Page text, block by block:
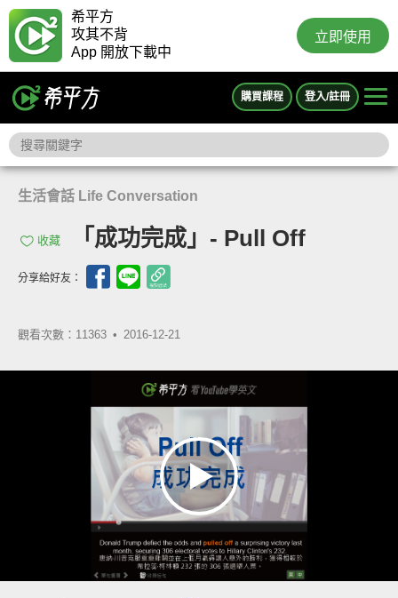
希平方
攻其不背
App 開放下載中
立即使用
購買課程 登入/註冊
生活會話 Life Conversation
收藏 「成功完成」- Pull Off
分享給好友：
觀看次數：11363 • 2016-12-21